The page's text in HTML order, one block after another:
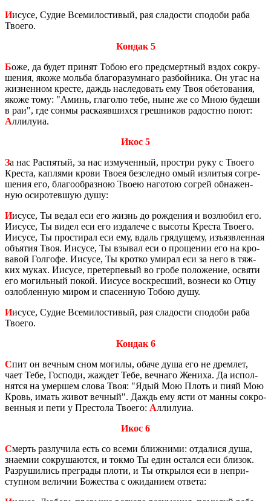
Иисусе, Судие Все­ми­ло­сти­вый, рая сла­до­сти спо­до­би раба
Тво­е­го.
Кондак 5
Боже, да будет при­нят Тобою его пред­смерт­ный вздох со­кру­
ше­ния, якоже моль­ба бла­го­ра­зум­на­го раз­бой­ни­ка. Он угас на
жиз­нен­ном кре­сте, даждь на­сле­до­вать ему Твоя обе­то­ва­ния,
якоже тому: "Аминь, гла­го­лю тебе, ныне же со Мною бу­де­ши
в раи", где сонмы рас­ка­яв­ших­ся греш­ни­ков ра­дост­но поют:
Алли­лу­иа.
Икос 5
За нас Рас­пя­тый, за нас из­му­чен­ный, про­стри руку с Тво­е­го
Кре­ста, кап­ля­ми крови Твоея без­след­но омый из­ли­тыя со­гре­
ше­ния его, бла­го­об­раз­ною Твоею на­го­тою со­грей об­на­жен­
ную оси­ро­тев­шую душу:
Иисусе, Ты ведал еси его жизнь до рож­де­ния и воз­лю­бил его.
Иису­се, Ты видел еси его из­да­ле­че с вы­со­ты Кре­ста Тво­е­го.
Иису­се, Ты про­сти­рал еси ему, вдаль гря­ду­ще­му, изъ­язв­лен­ная
объ­я­тия Твоя. Иису­се, Ты взы­вал еси о про­ще­нии его на кро­
ва­вой Гол­го­фе. Иису­се, Ты крот­ко уми­рал еси за него в тяж­
ких муках. Иису­се, пре­тер­пе­вый во гробе по­ло­же­ние, освя­ти
его мо­гиль­ный покой. Иису­се вос­крес­ший, воз­не­си ко Отцу
озлоб­лен­ную миром и спа­сен­ную Тобою душу.
Иисусе, Судие Все­ми­ло­сти­вый, рая сла­до­сти спо­до­би раба
Тво­е­го.
Кондак 6
Спит он веч­ным сном мо­ги­лы, обаче душа его не дрем­лет,
чает Тебе, Гос­по­ди, жаж­дет Тебе, веч­на­го Же­ни­ха. Да ис­пол­
нят­ся на умер­шем слова Твоя: "Ядый Мою Плоть и пияй Мою
Кровь, имать живот веч­ный". Даждь ему ясти от манны со­кро­
вен­ныя и пети у Пре­сто­ла Тво­е­го: Алли­лу­иа.
Икос 6
Смерть раз­лу­чи­ла есть со всеми ближ­ни­ми: от­да­ли­ся душа,
зна­е­мии со­кру­ша­ют­ся, и токмо Ты един остал­ся еси бли­зок.
Раз­ру­ши­лись пре­гра­ды плоти, и Ты от­крыл­ся еси в непри­
ступ­ном ве­ли­чии Бо­же­ства с ожи­да­ни­ем от­ве­та: